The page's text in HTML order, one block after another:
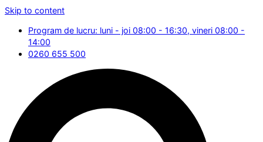
Skip to content
Program de lucru: luni - joi 08:00 - 16:30, vineri 08:00 -
14:00
0260 655 500